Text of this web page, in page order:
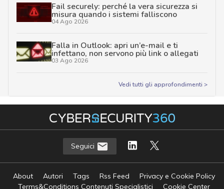
Fail securely: perché la vera sicurezza si
misura quando i sistemi falliscono
04 Ago 2026
Falla in Outlook: apri un’e-mail e ti
infettano, non servono più link o allegati
03 Ago 2026
Vedi tutti gli approfondimenti >
Seguici
About Autori Tags Rss Feed
Privacy e Cookie Policy
Terms&Conditions Contenuti Specialistici
Cookie Center